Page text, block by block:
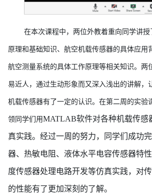
在本次课程中，两位外教着重向同学讲
原理和基础知识、航空机载传感器的具体应用
航空测量系统的具体工作原理等相关知识。两
易近人，通过生动形象而又深入浅出的讲解，
机载传感器有了一定的认识。在第二周的实验
领同学们用MATLAB软件对各种机载传感
真实践。经过一周的努力，同学们成功
器、热敏电阻、液体水平电容传感器特
度传感器处理电路开发等仿真实践，对
的性能有了更加深刻的了解。